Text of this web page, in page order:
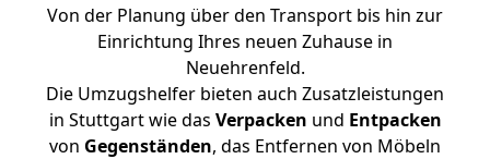
Von der Planung über den Transport bis hin zur
Einrichtung Ihres neuen Zuhause in
Neuehrenfeld.
Die Umzugshelfer bieten auch Zusatzleistungen
in Stuttgart wie das Verpacken und Entpacken
von Gegenständen, das Entfernen von Möbeln